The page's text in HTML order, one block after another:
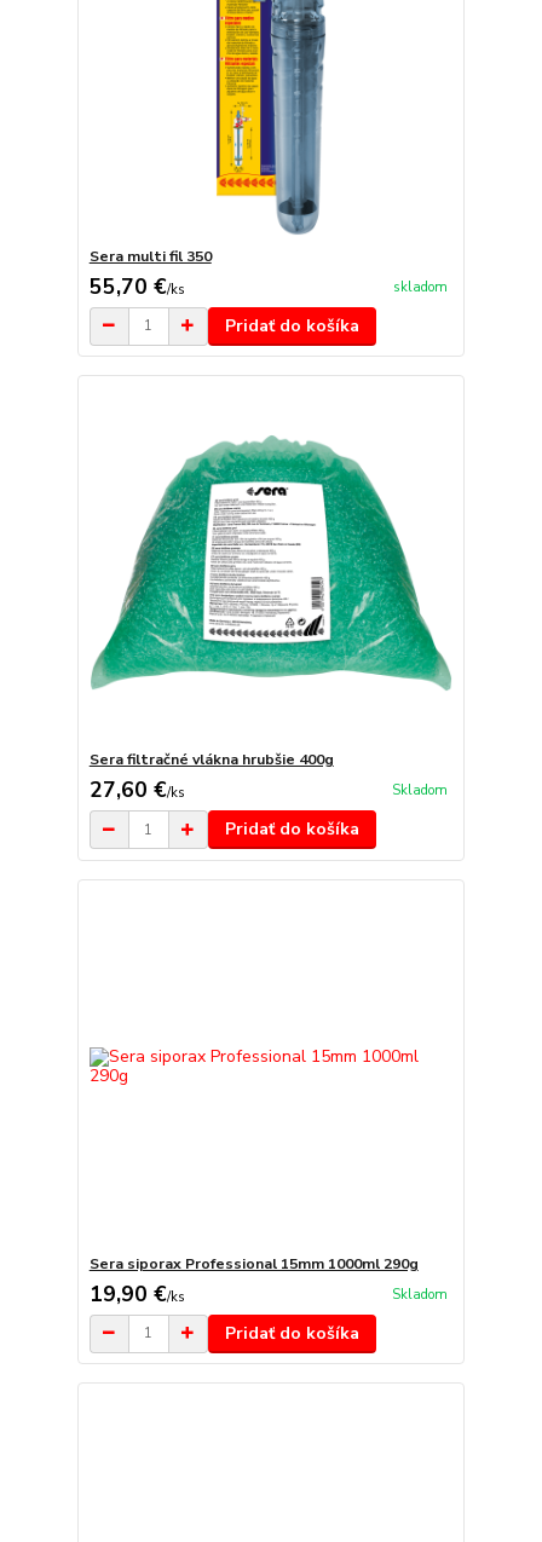
Sera multi fil 350
55,70 €/ks skladom
Pridať do košíka
Sera filtračné vlákna hrubšie 400g
27,60 €/ks Skladom
Pridať do košíka
Sera siporax Professional 15mm 1000ml 290g
19,90 €/ks Skladom
Pridať do košíka